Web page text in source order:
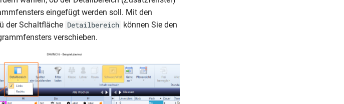
eingefügt werden soll. Mit den
der Schaltfläche Detailbereich können Sie den
verschieben.